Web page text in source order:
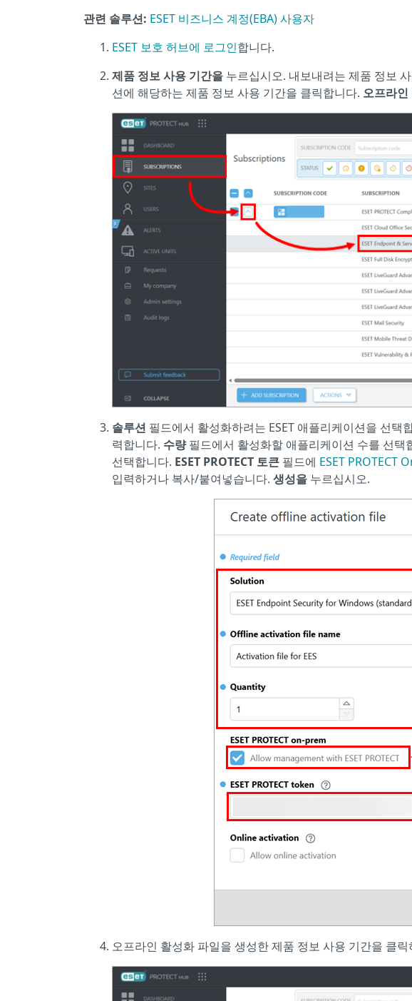
관련 솔루션: ESET 비즈니스 계정(EBA) 사용자
ESET 보호 허브에 로그인합니다.
제품 정보 사용 기간을 누르십시오. 내보내려는 제품 정보
션에 해당하는 제품 정보 사용 기간을 클릭합니다. 오프라
솔루션 필드에서 활성화하려는 ESET 애플리케이션을 선택
력합니다. 수량필드에서 활성화할 애플리케이션 수를 선택
선택합니다. ESET PROTECT 토큰 필드에 ESET PROTECT
입력하거나 복사/붙여넣습니다. 생성을 누르십시오.
오프라인 활성화 파일을 생성한 제품 정보 사용 기간을 클릭